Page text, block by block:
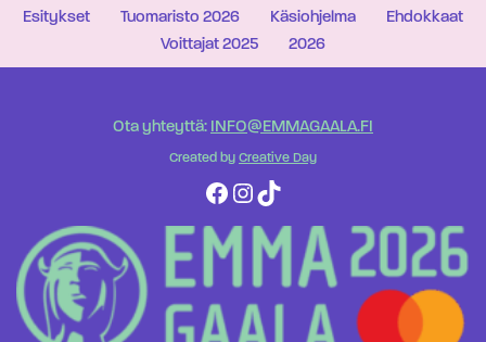
Esitykset
Tuomaristo 2026 Käsiohjelma
Ehdokkaat
Voittajat 2025
2026
Ota yhteyttä: INFO@EMMAGAALA.FI
Created by Creative Day